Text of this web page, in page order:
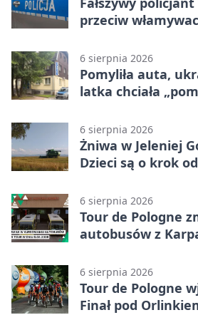
przeciw
6 sierpnia 2026
Pomyliła auta,
latka chciała
6 sierpnia 2026
Żniwa w Jeleniej
Dzieci są o krok
6 sierpnia 2026
Tour de Pologne
autobusów z
6 sierpnia 2026
Tour de Pologne
Finał pod